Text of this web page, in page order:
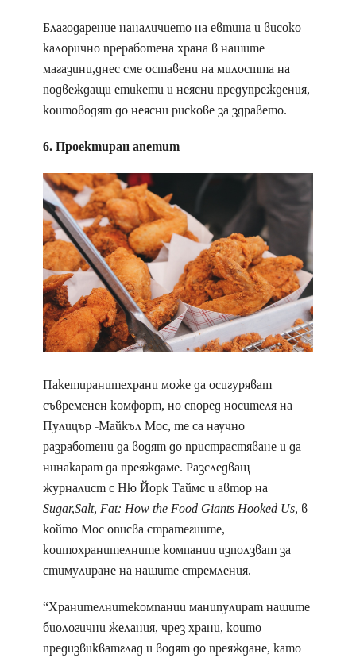
Благодарение наналичието на евтина и високо
калорично преработена храна в нашите
магазини,днес сме оставени на милостта на
подвеждащи етикети и неясни предупреждения,
коитоводят до неясни рискове за здравето.
6. Проектиран апетит
Пакетиранитехрани може да осигуряват
съвременен комфорт, но според носителя на
Пулицър -Майкъл Мос, те са научно
разработени да водят до пристрастяване и да
нинакарат да преяждаме. Разследващ
журналист с Ню Йорк Таймс и автор на
Sugar,Salt, Fat: How the Food Giants Hooked Us, в
който Мос описва стратегиите,
коитохранителните компании използват за
стимулиране на нашите стремления.
“Хранителнитекомпании манипулират нашите
биологични желания, чрез храни, които
предизвикватглад и водят до преяждане, като